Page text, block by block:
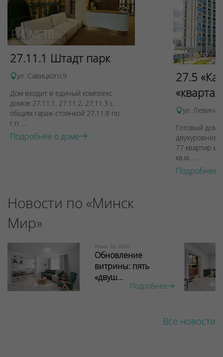
27.11.1 Штадт парк
ул. Савицкого,9
Дом входит в единый комплекс
домов 27.11.1, 27.11.2, 27.11.3 с
общим гараж-стоянкой 27.11.8 по
г.п. ...
Подробнее о доме
27.5
ул. Левина,
Готовый дом
77 квартир
кв.м. ...
Подробнее
Новости по «Минск
Мир»
Июнь 26, 2026
Обновление
витрины: пять
«двуш...
Подробнее
Все новости